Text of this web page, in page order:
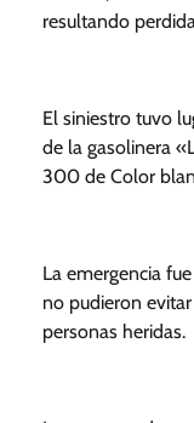
resultando
El siniestro tuvo
de la gasolinera
300 de Color
La emergencia
no pudieron
personas heridas.